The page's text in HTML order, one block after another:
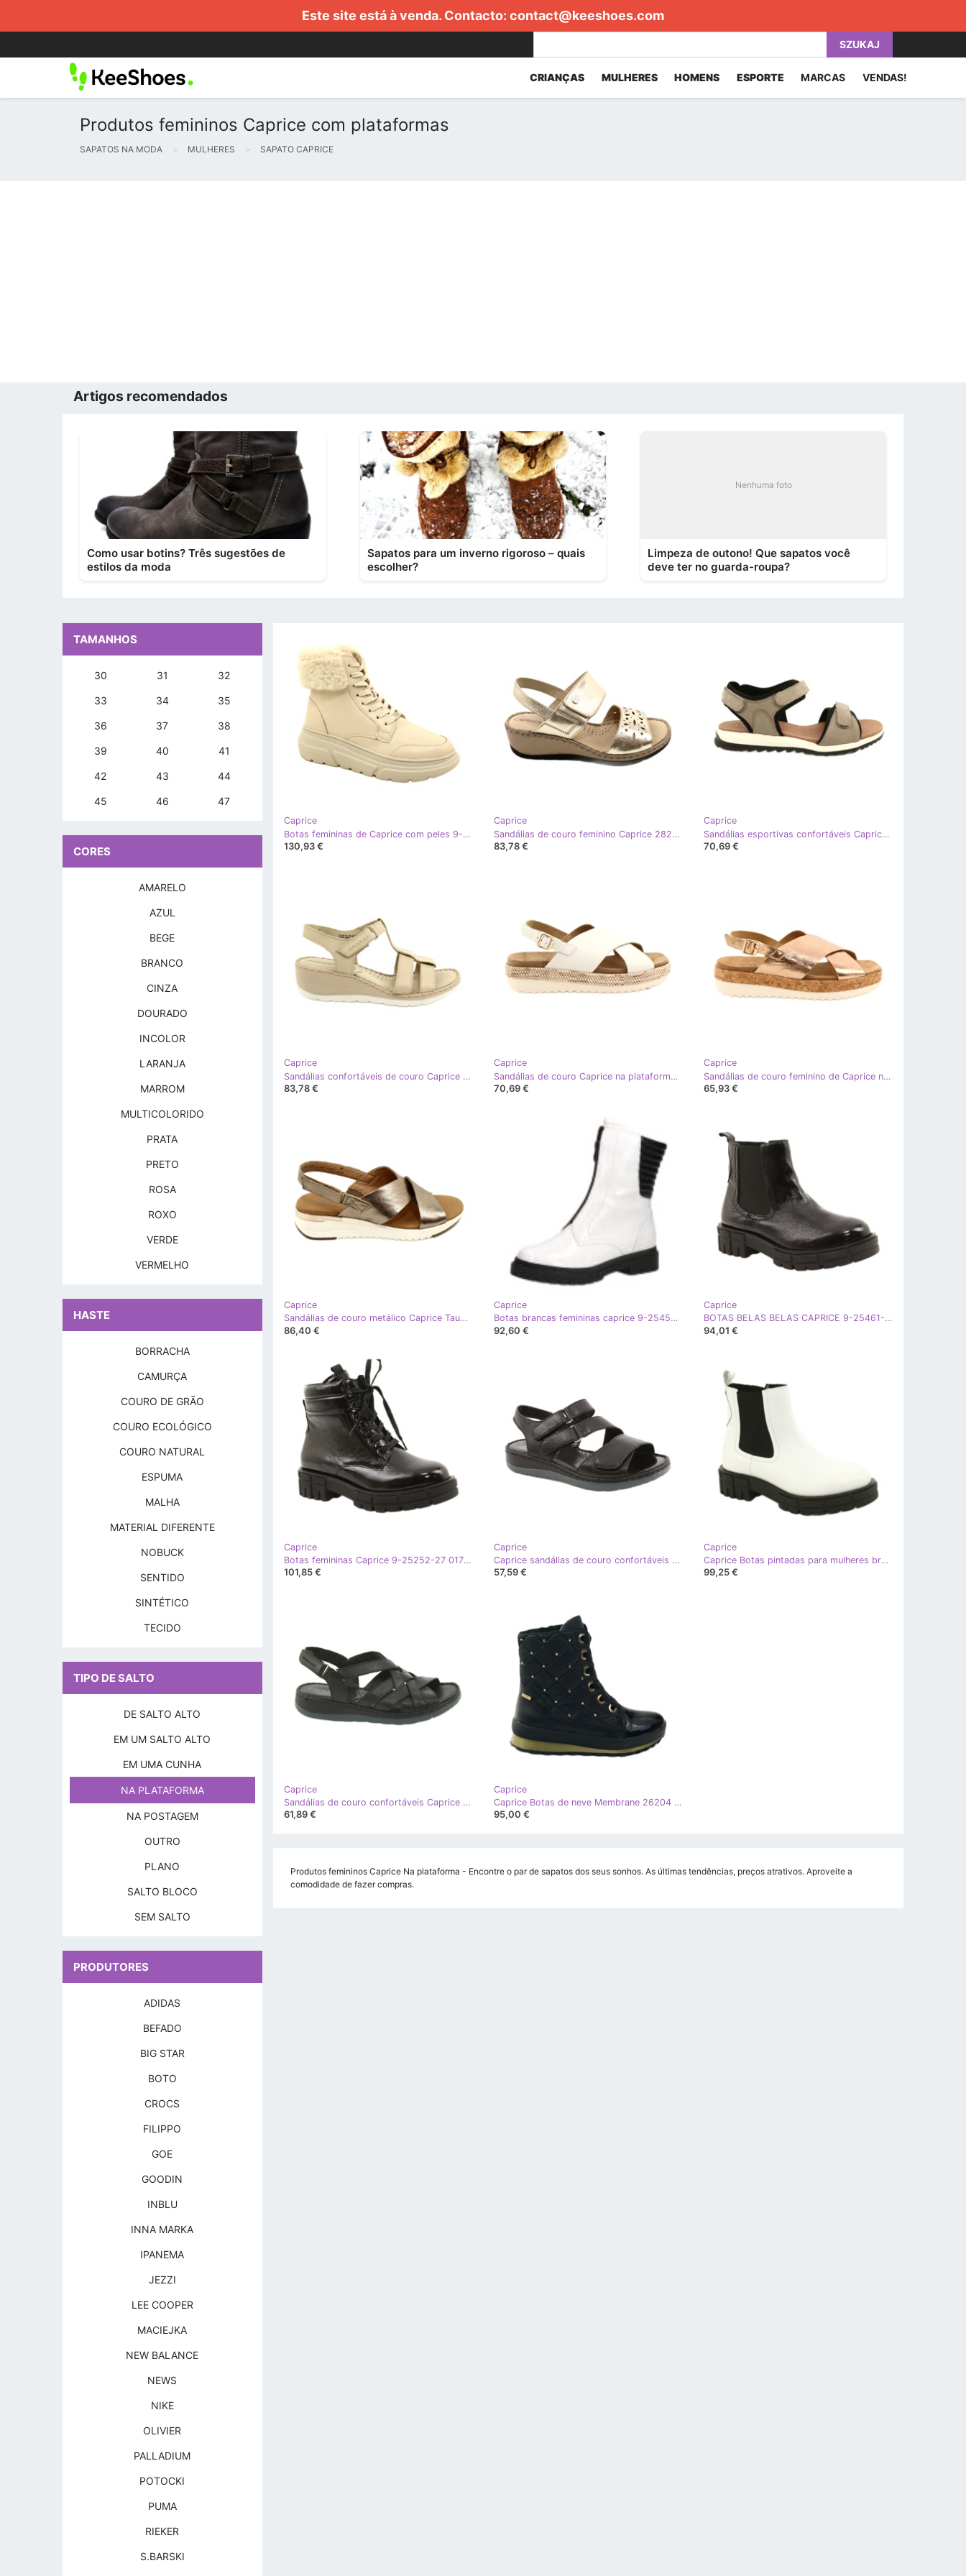
Este site está à venda. Contacto: contact@keeshoes.com
SZUKAJ
CRIANÇAS MULHERES HOMENS ESPORTE MARCAS VENDAS!
Produtos femininos Caprice com plataformas
SAPATOS NA MODA MULHERES SAPATO CAPRICE
Artigos recomendados
Como usar botins? Três sugestões de
estilos da moda
Sapatos para um inverno rigoroso – quais
escolher?
Nenhuma foto
Limpeza de outono! Que sapatos você
deve ter no guarda-roupa?
Caprice
Botas femininas de Caprice com peles 9-26220-41 144 bege
130,93 €
Caprice
Sandálias de couro feminino Caprice 28253-20 959 Platino Metalic dourado
83,78 €
Caprice
Sandálias esportivas confortáveis ​​Caprice 28711-28 334 Taupe Nubuc bege preto
70,69 €
Caprice
Sandálias confortáveis ​​de couro Caprice 28152-28 443 Bege
83,78 €
Caprice
Sandálias de couro Caprice na plataforma 9-28712 102 Branco
70,69 €
Caprice
Sandálias de couro feminino de Caprice na plataforma 9-28712 933-Pink-Gold dourado
65,93 €
Caprice
Sandálias de couro metálico Caprice Taupe 9-28702-20 341 dourado
86,40 €
Caprice
Botas brancas femininas caprice 9-25454-27 108 brancas naplak branco preto
92,60 €
Caprice
BOTAS BELAS BELAS CAPRICE 9-25461-27 017 preto
94,01 €
Caprice
Botas femininas Caprice 9-25252-27 017 laca preta preto
101,85 €
Caprice
Caprice sandálias de couro confortáveis ​​com velcro 28152-26 preto
57,59 €
Caprice
Caprice Botas pintadas para mulheres brancas de couro 9-25461-27 122 branco
99,25 €
Caprice
Sandálias de couro confortáveis ​​Caprice 28152 preto
61,89 €
Caprice
Caprice Botas de neve Membrane 26204 Botas pretas amarelo preto
95,00 €
Produtos femininos Caprice Na plataforma - Encontre o par de sapatos dos seus sonhos. As últimas tendências, preços atrativos. Aproveite a
comodidade de fazer compras.
TAMANHOS
30 31 32
33 34 35
36 37 38
39 40 41
42 43 44
45 46 47
CORES
AMARELO
AZUL
BEGE
BRANCO
CINZA
DOURADO
INCOLOR
LARANJA
MARROM
MULTICOLORIDO
PRATA
PRETO
ROSA
ROXO
VERDE
VERMELHO
HASTE
BORRACHA
CAMURÇA
COURO DE GRÃO
COURO ECOLÓGICO
COURO NATURAL
ESPUMA
MALHA
MATERIAL DIFERENTE
NOBUCK
SENTIDO
SINTÉTICO
TECIDO
TIPO DE SALTO
DE SALTO ALTO
EM UM SALTO ALTO
EM UMA CUNHA
NA PLATAFORMA
NA POSTAGEM
OUTRO
PLANO
SALTO BLOCO
SEM SALTO
PRODUTORES
ADIDAS
BEFADO
BIG STAR
BOTO
CROCS
FILIPPO
GOE
GOODIN
INBLU
INNA MARKA
IPANEMA
JEZZI
LEE COOPER
MACIEJKA
NEW BALANCE
NEWS
NIKE
OLIVIER
PALLADIUM
POTOCKI
PUMA
RIEKER
S.BARSKI